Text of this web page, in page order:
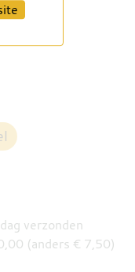
verzonden
(anders € 7,50)